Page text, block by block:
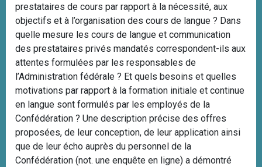
prestataires de cours par rapport à la nécessité, aux
objectifs et à l’organisation des cours de langue ? Dans
quelle mesure les cours de langue et communication
des prestataires privés mandatés correspondent-ils aux
attentes formulées par les responsables de
l’Administration fédérale ? Et quels besoins et quelles
motivations par rapport à la formation initiale et continue
en langue sont formulés par les employés de la
Confédération ? Une description précise des offres
proposées, de leur conception, de leur application ainsi
que de leur écho auprès du personnel de la
Confédération (not. une enquête en ligne) a démontré